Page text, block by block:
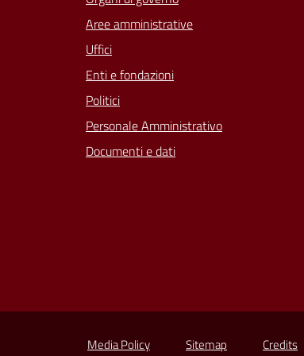
Aree amministrative
Uffici
Enti e fondazioni
Politici
Personale Amministrativo
Documenti e dati
Media Policy Sitemap Credits